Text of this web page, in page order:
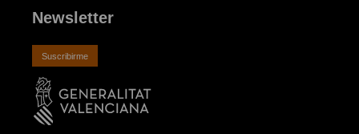
Newsletter
Suscribirme